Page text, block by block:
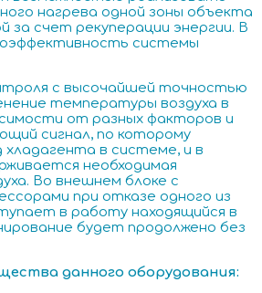
нагрева одной зоны объекта
за счет рекуперации энергии. В
системы
с высочайшей точностью
температуры воздуха в
от разных факторов и
сигнал, по которому
хладагента в системе, и в
необходимая
Во внешнем блоке с
при отказе одного из
в работу находящийся в
будет продолжено без
данного оборудования: